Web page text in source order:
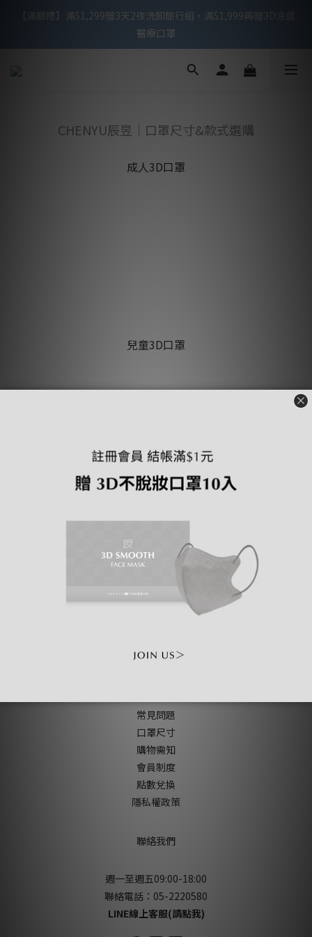
【滿額禮】滿$1,299贈3天2夜洗卸旅行組，滿$1,999再贈3D涼感
醫療口罩
【滿額禮】滿$1,299贈3天2夜洗卸旅行組，滿$1,999再贈3D涼感
醫療口罩
滿$999免運 / 週一至週五下午2點前下單，可於當天快速出貨
【新會員禮】下單贈3D不脫妝醫療口罩10入
【滿額禮】滿$1,299贈3天2夜洗卸旅行組，滿$1,999再贈3D涼感
CHENYU辰昱｜口罩尺寸&款式選購
成人3D口罩
兒童3D口罩
CHENYU辰昱
讓您的平常小日子過得更舒服
Because We Deserve Better
#美好的日子都在CHENYU
常見問題
口罩尺寸
購物需知
會員制度
點數兌換
隱私權政策
聯絡我們
週一至週五09:00-18:00
聯絡電話：05-2220580
LINE線上客服(請點我)